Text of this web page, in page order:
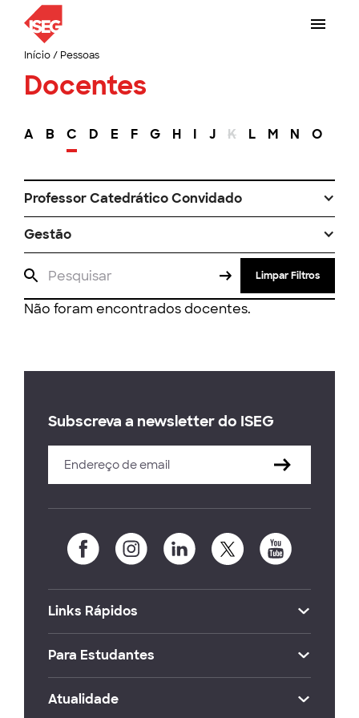
Início/ Pessoas
Docentes
A B C D E F G H I J K L M N O
Professor Catedrático Convidado
Gestão
Limpar Filtros
Não foram encontrados docentes.
Subscreva a newsletter do ISEG
Links Rápidos
Para Estudantes
Atualidade